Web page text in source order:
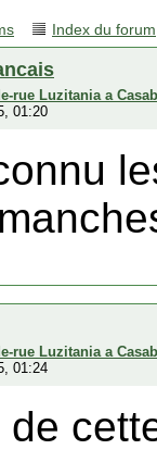
Index du forum
rue Luzitania a
01:20
rue Luzitania a
01:24
de